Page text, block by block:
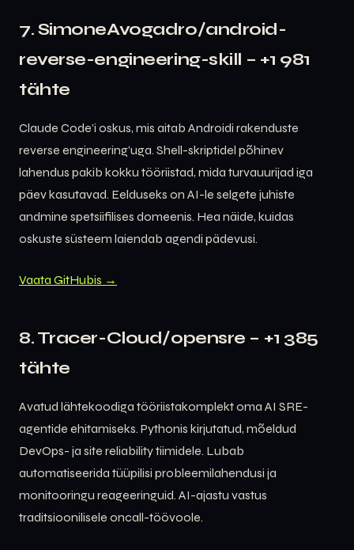
7. SimoneAvogadro/android-
reverse-engineering-skill – +1 981
tähte
Claude Code’i oskus, mis aitab Androidi rakenduste
reverse engineering’uga. Shell-skriptidel põhinev
lahendus pakib kokku tööriistad, mida turvauurijad iga
päev kasutavad. Eelduseks on AI-le selgete juhiste
andmine spetsiifilises domeenis. Hea näide, kuidas
oskuste süsteem laiendab agendi pädevusi.
Vaata GitHubis →
8. Tracer-Cloud/opensre – +1 385
tähte
Avatud lähtekoodiga tööriistakomplekt oma AI SRE-
agentide ehitamiseks. Pythonis kirjutatud, mõeldud
DevOps- ja site reliability tiimidele. Lubab
automatiseerida tüüpilisi probleemilahendusi ja
monitooringu reageeringuid. AI-ajastu vastus
traditsioonilisele oncall-töövoole.